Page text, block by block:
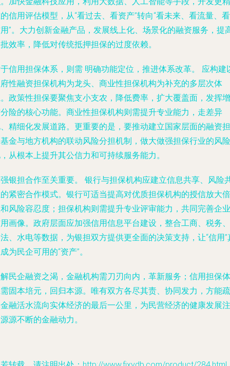
信用评估模型，从“看过去、看资产”转向“看未来、看流量、看
”。大力创新金融产品，发展线上化、场景化的融资服务，提
效率，降低对传统抵押担保的过度依赖。
信用担保体系，则需 明确功能定位，推进体系改革。
应构建
性融资担保机构为龙头、商业性担保机构为补充的多层次体
政策性担保要聚焦支小支农，降低费率，扩大覆盖面，发挥增
险的核心功能。商业性担保机构则需提升专业能力，走差异
精细化发展道路。更重要的是，要推动建立国家层面的融资担
金与地方机构的联动风险分担机制，做大做强担保行业的风险
从根本上提升其公信力和可持续服务能力。
银担合作至关重要。
银行与担保机构应建立信息共享、风险
紧密合作模式。银行可适当提高对优质担保机构的授信放大倍
风险容忍度；担保机构则需提升专业评审能力，共同完善企业
画像。政府层面应加强信用信息平台建设，整合工商、税务、
、水电等数据，为银担双方提供更全面的决策支持，让“信用”
为民企可用的“资产”。
民企融资之渴，金融机构需刀刃向内，革新服务；信用担保体
固本培元，回归本源。唯有双方各尽其责、协同发力，方能疏
融活水流向实体经济的最后一公里，为民营经济的健康发展注
源不断的金融动力。